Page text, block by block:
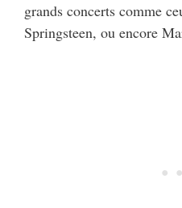
grands concerts comme
Springsteen, ou encore